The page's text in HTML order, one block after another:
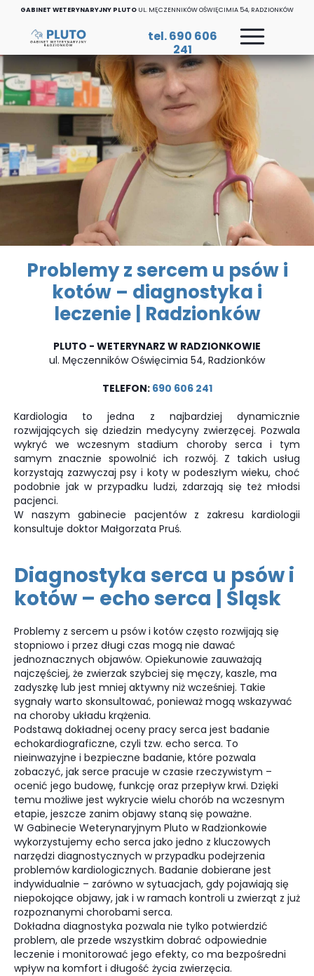
tel. 690 606
241
GABINET WETERYNARYJNY PLUTO UL. MĘCZENNIKÓW OŚWIĘCIMIA 54, RADZIONKÓW
Problemy z sercem u psów i
kotów – diagnostyka i
leczenie | Radzionków
PLUTO - WETERYNARZ W RADZIONKOWIE
ul. Męczenników Oświęcimia 54, Radzionków
TELEFON: 690 606 241
Kardiologia to jedna z najbardziej dynamicznie
rozwijających się dziedzin medycyny zwierzęcej. Pozwala
wykryć we wczesnym stadium choroby serca i tym
samym znacznie spowolnić ich rozwój. Z takich usług
korzystają zazwyczaj psy i koty w podeszłym wieku, choć
podobnie jak w przypadku ludzi, zdarzają się też młodsi
pacjenci.
W naszym gabinecie pacjentów z zakresu kardiologii
konsultuje doktor Małgorzata Pruś.
Diagnostyka serca u psów i
kotów – echo serca | Śląsk
Problemy z sercem u psów i kotów często rozwijają się
stopniowo i przez długi czas mogą nie dawać
jednoznacznych objawów. Opiekunowie zauważają
najczęściej, że zwierzak szybciej się męczy, kaszle, ma
zadyszkę lub jest mniej aktywny niż wcześniej. Takie
sygnały warto skonsultować, ponieważ mogą wskazywać
na choroby układu krążenia.
Podstawą dokładnej oceny pracy serca jest badanie
echokardiograficzne, czyli tzw. echo serca. To
nieinwazyjne i bezpieczne badanie, które pozwala
zobaczyć, jak serce pracuje w czasie rzeczywistym –
ocenić jego budowę, funkcję oraz przepływ krwi. Dzięki
temu możliwe jest wykrycie wielu chorób na wczesnym
etapie, jeszcze zanim objawy staną się poważne.
W Gabinecie Weterynaryjnym Pluto w Radzionkowie
wykorzystujemy echo serca jako jedno z kluczowych
narzędzi diagnostycznych w przypadku podejrzenia
problemów kardiologicznych. Badanie dobierane jest
indywidualnie – zarówno w sytuacjach, gdy pojawiają się
niepokojące objawy, jak i w ramach kontroli u zwierząt z już
rozpoznanymi chorobami serca.
Dokładna diagnostyka pozwala nie tylko potwierdzić
problem, ale przede wszystkim dobrać odpowiednie
leczenie i monitorować jego efekty, co ma bezpośredni
wpływ na komfort i długość życia zwierzęcia.